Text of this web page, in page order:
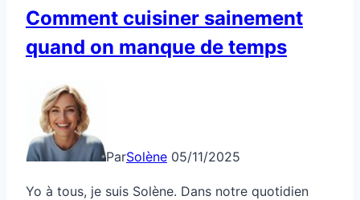
l’impact
comment
Comment cuisiner sainement
quand on manque de temps
ParSolène 05/11/2025
Yo à tous, je suis Solène. Dans notre quotidien